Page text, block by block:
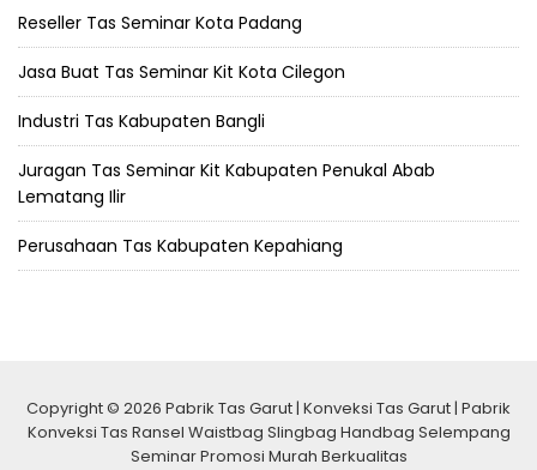
Reseller Tas Seminar Kota Padang
Jasa Buat Tas Seminar Kit Kota Cilegon
Industri Tas Kabupaten Bangli
Juragan Tas Seminar Kit Kabupaten Penukal Abab
Lematang Ilir
Perusahaan Tas Kabupaten Kepahiang
Copyright © 2026 Pabrik Tas Garut | Konveksi Tas Garut | Pabrik
Konveksi Tas Ransel Waistbag Slingbag Handbag Selempang
Seminar Promosi Murah Berkualitas